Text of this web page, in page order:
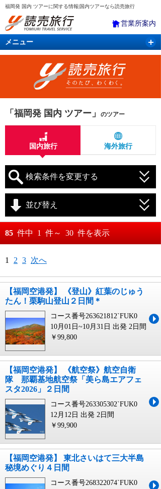
福岡発 国内 ツアーに関する情報|国内ツアーなら読売旅行
営業所案内
メニュー
国内旅行 バスツアー 海外旅行
「福岡発 国内 ツアー」 のツアー
国内旅行 海外旅行
検索条件を変更する
月 日
並び替え
おすすめ順
料金が高い順
85 件中 1 件～ 30 件を表示
1 2 3 次へ
【福岡空港発】 《登山》紅葉のじゅう
たん！栗駒山登山２日間＊
コース番号263621812`FUK0
10月01日~10月31日 出発 2日間
￥99,800
【福岡空港発】 《航空祭》航空自衛
隊 那覇基地航空祭「美ら島エアフェ
スタ2026」２日間
コース番号263305302`FUK0
12月12日 出発 2日間
￥99,900
【福岡空港発】 東北さいはて三大半島
秘境めぐり４日間
コース番号268322074`FUK0